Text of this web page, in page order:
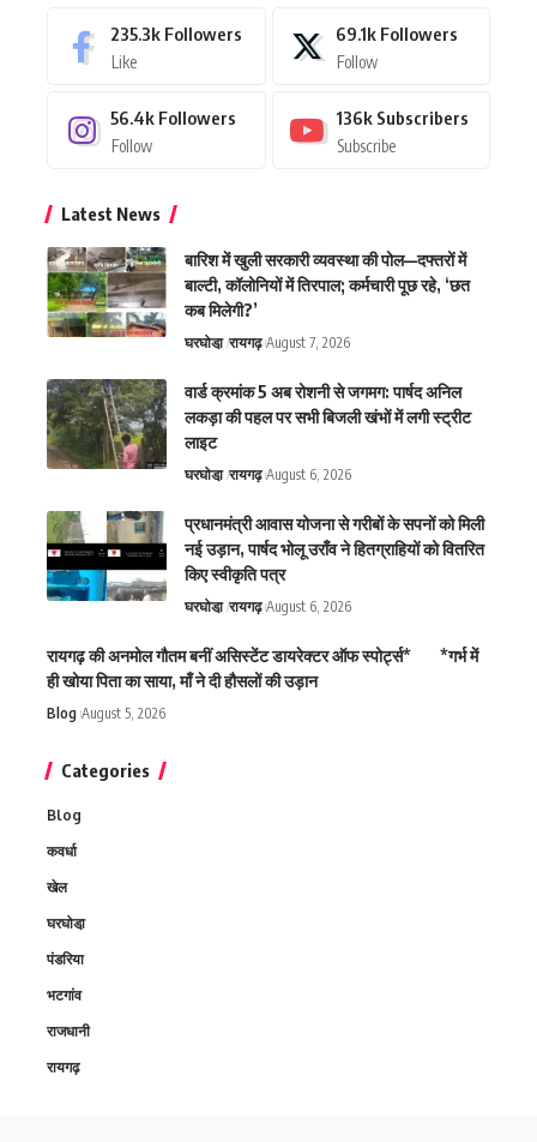
235.3k Followers
Like
69.1k Followers
Follow
56.4k Followers
Follow
136k Subscribers
Subscribe
Latest News
बारिश में खुली सरकारी व्यवस्था की पोल—दफ्तरों में
बाल्टी, कॉलोनियों में तिरपाल; कर्मचारी पूछ रहे, ‘छत
कब मिलेगी?’
घरघोडा़ रायगढ़ August 7, 2026
वार्ड क्रमांक 5 अब रोशनी से जगमग: पार्षद अनिल
लकड़ा की पहल पर सभी बिजली खंभों में लगी स्ट्रीट
लाइट
घरघोडा़ रायगढ़ August 6, 2026
प्रधानमंत्री आवास योजना से गरीबों के सपनों को मिली
नई उड़ान, पार्षद भोलू उराँव ने हितग्राहियों को वितरित
किए स्वीकृति पत्र
घरघोडा़ रायगढ़ August 6, 2026
रायगढ़ की अनमोल गौतम बनीं असिस्टेंट डायरेक्टर ऑफ स्पोर्ट्स* *गर्भ में
ही खोया पिता का साया, माँ ने दी हौसलों की उड़ान
Blog August 5, 2026
Categories
Blog
कवर्धा
खेल
घरघोडा़
पंडरिया
भटगांव
राजधानी
रायगढ़